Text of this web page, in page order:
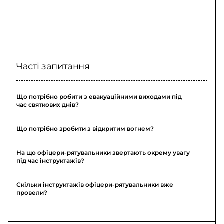
Часті запитання
Що потрібно робити з евакуаційними виходами під
час святкових днів?
Що потрібно зробити з відкритим вогнем?
На що офіцери-рятувальники звертають окрему увагу
під час інструктажів?
Скільки інструктажів офіцери-рятувальники вже
провели?